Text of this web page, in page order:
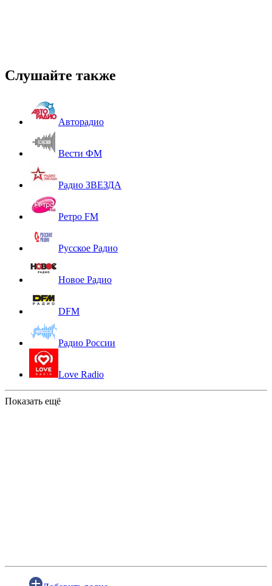
Слушайте также
Авторадио
Вести ФМ
Радио ЗВЕЗДА
Ретро FM
Русское Радио
Новое Радио
DFM
Радио России
Love Radio
Показать ещё